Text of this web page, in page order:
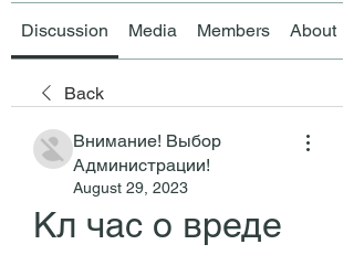
Discussion Media Members About
Back
Внимание! Выбор
Администрации!
August 29, 2023
Кл час о вреде